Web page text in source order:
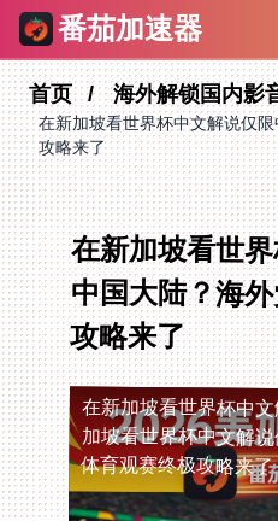
番茄加速器
首页 海外解锁国内影
在新加坡看世界杯中文解说仅
攻略来了
在新加坡看世
中国大陆？海
攻略来了
在新加坡看世界杯中
体育观赛终极攻略来了